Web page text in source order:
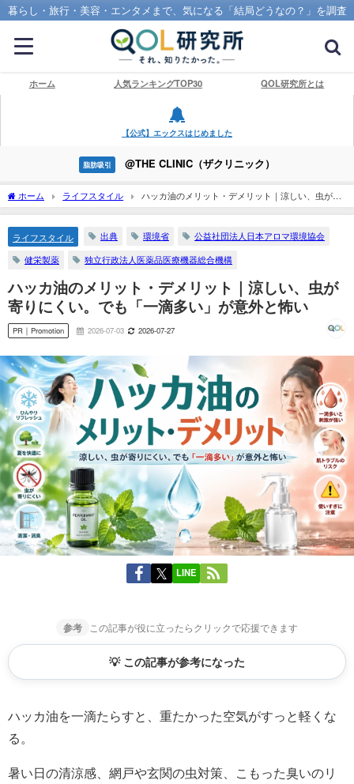
暮らし・旅行・美容・エンタメまで、気になる「結局どうなの？」を調査
ホーム 人気ランキングTOP30 QOL研究所とは
【公式】エックスはじめました
脂肪吸引 @THE CLINIC（ザクリニック）
ホーム ライフスタイル
ハッカ油のメリット・デメリット｜涼しい、虫が寄
りにくい。でも「一滴多い」が意外と怖い
ライフスタイル 出典 環境省
公益社団法人日本アロマ環境協会
健栄製薬
独立行政法人医薬品医療機器総合機構
ハッカ油のメリット・デメリット｜涼しい、虫が
寄りにくい。でも「一滴多い」が意外と怖い
PR｜Promotion 2026-07-03 2026-07-27
LINE
参考 この記事が役に立ったらクリックで応援できます
💡 この記事が参考になった
ハッカ油を一滴たらすと、重たかった空気がすっと軽くな
る。
暑い日の清涼感、網戸や玄関の虫対策、こもった臭いのリ